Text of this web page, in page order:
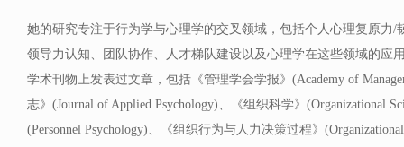
她的研究专注于行为学与心理学的交叉领域，包括个人心理复原力/
领导力认知、团队协作、人才梯队建设以及心理学在这些领域的应
学术刊物上发表过文章，包括《管理学会学报》(Academy of
志》(Journal of Applied Psychology)、《组织科学》(Organizational
(Personnel Psychology)、《组织行为与人力决策过程》